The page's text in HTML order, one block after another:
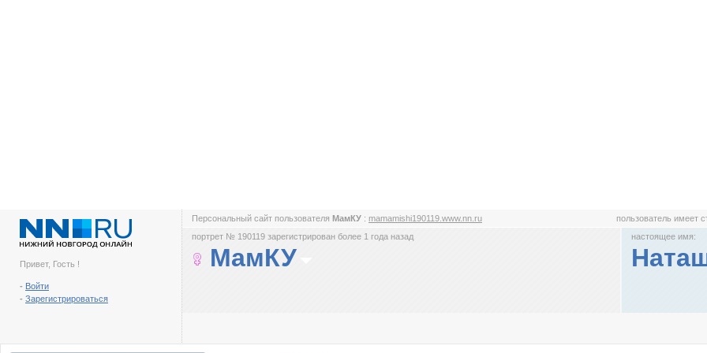
Привет, Гость !
- Войти
- Зарегистрироваться
Персональный сайт пользователя МамКУ : mamamishi190119.www.nn.ru пользователь имеет
портрет № 190119 зарегистрирован более 1 года назад
МамКУ
настоящее имя: